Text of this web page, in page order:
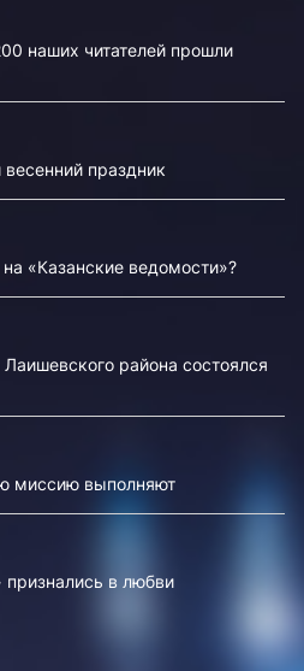
наших читателей прошли
праздник
«Казанские ведомости»?
района состоялся
миссию выполняют
в любви